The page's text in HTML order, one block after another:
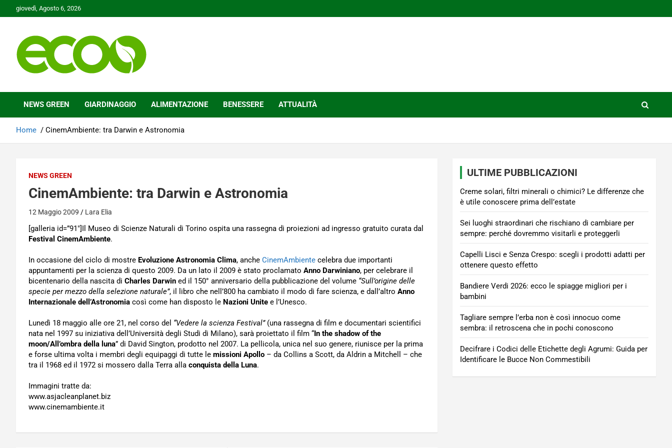
to
giovedì, Agosto 6, 2026
Ecoo.it
NEWS GREEN GIARDINAGGIO ALIMENTAZIONE BENESSERE ATTUALITÀ
Home CinemAmbiente: tra Darwin e Astronomia
NEWS GREEN
CinemAmbiente: tra Darwin e Astronomia
12 Maggio 2009 Lara Elia
[galleria id=”91″]Il Museo di Scienze Naturali di Torino ospita una rassegna di proiezioni ad ingresso gratuito curata dal
Festival CinemAmbiente.
In occasione del ciclo di mostre Evoluzione Astronomia Clima, anche CinemAmbiente celebra due importanti
appuntamenti per la scienza di questo 2009. Da un lato il 2009 è stato proclamato Anno Darwiniano, per celebrare il
bicentenario della nascita di Charles Darwin ed il 150° anniversario della pubblicazione del volume “Sull’origine delle
specie per mezzo della selezione naturale”, il libro che nell’800 ha cambiato il modo di fare scienza, e dall’altro Anno
Internazionale dell’Astronomia così come han disposto le Nazioni Unite e l’Unesco.
Lunedì 18 maggio alle ore 21, nel corso del “Vedere la scienza Festival”(una rassegna di film e documentari scientifici
nata nel 1997 su iniziativa dell’Università degli Studi di Milano), sarà proiettato il film “In the shadow of the
moon/All’ombra della luna” di David Sington, prodotto nel 2007. La pellicola, unica nel suo genere, riunisce per la prima
e forse ultima volta i membri degli equipaggi di tutte le missioni Apollo – da Collins a Scott, da Aldrin a Mitchell – che
tra il 1968 ed il 1972 si mossero dalla Terra alla conquista della Luna.
Immagini tratte da:
www.asjacleanplanet.biz
www.cinemambiente.it
ULTIME PUBBLICAZIONI
Creme solari, filtri minerali o chimici? Le differenze che
è utile conoscere prima dell’estate
Sei luoghi straordinari che rischiano di cambiare per
sempre: perché dovremmo visitarli e proteggerli
Capelli Lisci e Senza Crespo: scegli i prodotti adatti per
ottenere questo effetto
Bandiere Verdi 2026: ecco le spiagge migliori per i
bambini
Tagliare sempre l’erba non è così innocuo come
sembra: il retroscena che in pochi conoscono
Decifrare i Codici delle Etichette degli Agrumi: Guida per
Identificare le Bucce Non Commestibili